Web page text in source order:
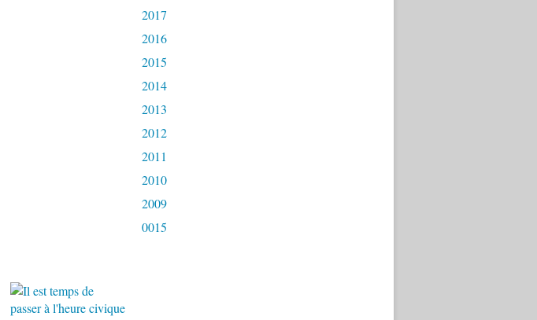
2017
2016
2015
2014
2013
2012
2011
2010
2009
0015